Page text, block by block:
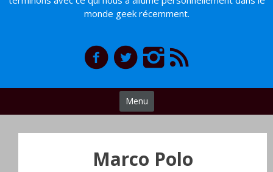
monde geek récemment.
Menu
Marco Polo